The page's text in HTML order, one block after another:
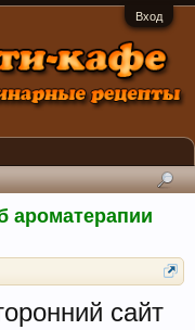
Вход
ароматерапии
сайт